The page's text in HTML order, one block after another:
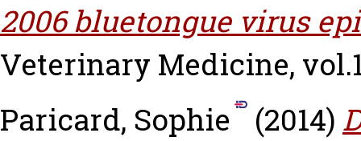
2006 bluetongue virus
Veterinary Medicine,
Paricard, Sophie
(2014)